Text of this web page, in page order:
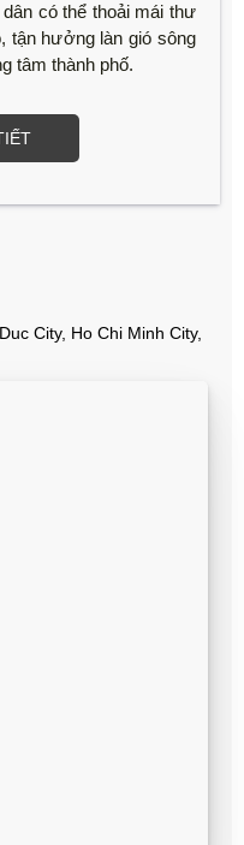
có thể thoải mái thư
tận hưởng làn gió sông
tâm thành phố.
City, Ho Chi Minh City,